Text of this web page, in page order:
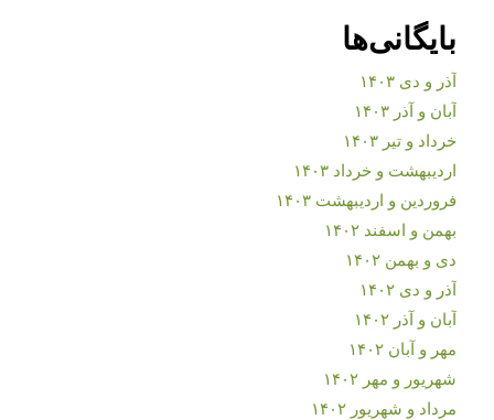
بایگانی‌ها
آذر و دی ۱۴۰۳
آبان و آذر ۱۴۰۳
خرداد و تیر ۱۴۰۳
اردیبهشت و خرداد ۱۴۰۳
فروردین و اردیبهشت ۱۴۰۳
بهمن و اسفند ۱۴۰۲
دی و بهمن ۱۴۰۲
آذر و دی ۱۴۰۲
آبان و آذر ۱۴۰۲
مهر و آبان ۱۴۰۲
شهریور و مهر ۱۴۰۲
مرداد و شهریور ۱۴۰۲